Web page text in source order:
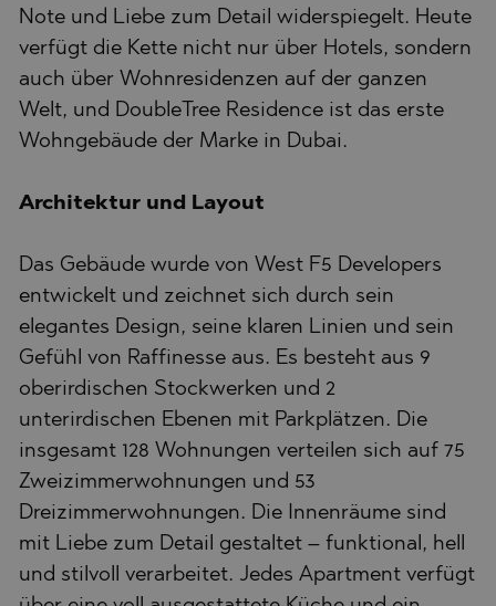
Note und Liebe zum Detail widerspiegelt. Heute
verfügt die Kette nicht nur über Hotels, sondern
auch über Wohnresidenzen auf der ganzen
Welt, und DoubleTree Residence ist das erste
Wohngebäude der Marke in Dubai.
Architektur und Layout
Das Gebäude wurde von West F5 Developers
entwickelt und zeichnet sich durch sein
elegantes Design, seine klaren Linien und sein
Gefühl von Raffinesse aus. Es besteht aus 9
oberirdischen Stockwerken und 2
unterirdischen Ebenen mit Parkplätzen. Die
insgesamt 128 Wohnungen verteilen sich auf 75
Zweizimmerwohnungen und 53
Dreizimmerwohnungen. Die Innenräume sind
mit Liebe zum Detail gestaltet – funktional, hell
und stilvoll verarbeitet. Jedes Apartment verfügt